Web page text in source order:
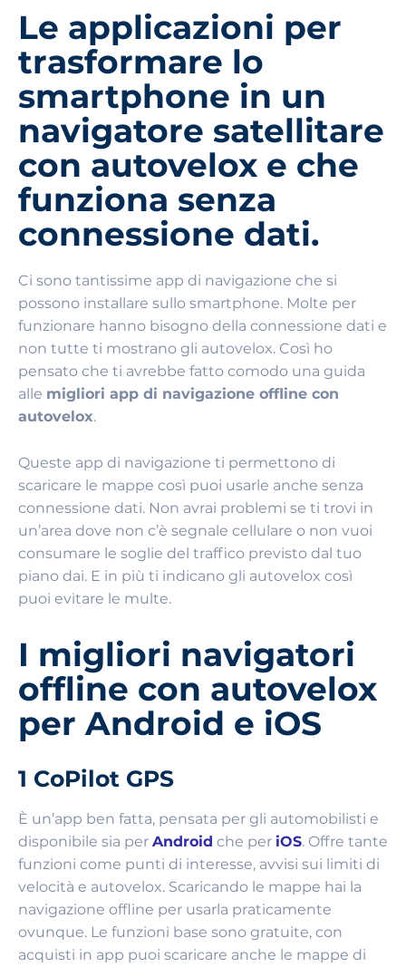
Le applicazioni per
trasformare lo
smartphone in un
navigatore satellitare
con autovelox e che
funziona senza
connessione dati.
Ci sono tantissime app di navigazione che si
possono installare sullo smartphone. Molte per
funzionare hanno bisogno della connessione dati e
non tutte ti mostrano gli autovelox. Così ho
pensato che ti avrebbe fatto comodo una guida
alle migliori app di navigazione offline con
autovelox.
Queste app di navigazione ti permettono di
scaricare le mappe così puoi usarle anche senza
connessione dati. Non avrai problemi se ti trovi in
un’area dove non c’è segnale cellulare o non vuoi
consumare le soglie del traffico previsto dal tuo
piano dai. E in più ti indicano gli autovelox così
puoi evitare le multe.
I migliori navigatori
offline con autovelox
per Android e iOS
1 CoPilot GPS
È un’app ben fatta, pensata per gli automobilisti e
disponibile sia per Android che per iOS. Offre tante
funzioni come punti di interesse, avvisi sui limiti di
velocità e autovelox. Scaricando le mappe hai la
navigazione offline per usarla praticamente
ovunque. Le funzioni base sono gratuite, con
acquisti in app puoi scaricare anche le mappe di